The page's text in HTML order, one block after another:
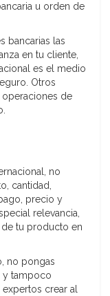
u orden de
bancarias las
en tu cliente,
es el medio
Otros
de
no
cantidad,
precio y
relevancia,
tu producto en
no pongas
y tampoco
crear al